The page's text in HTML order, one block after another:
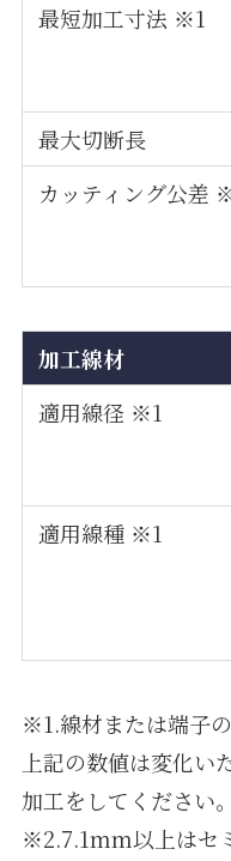
最短加工寸法 ※1
最大切断長
カッティング公差
加工線材
適用線径 ※1
適用線種 ※1
※1.線材または端子
上記の数値は変化い
加工をしてください。
※2.7.1mm以上はセ